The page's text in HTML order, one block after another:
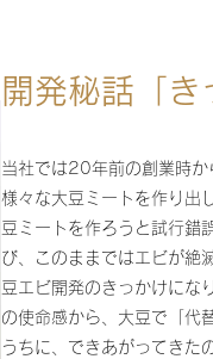
開発秘話「き
当社では20年前の創業時か
様々な大豆ミートを作り出
豆ミートを作ろうと試行錯
び、このままではエビが絶
豆エビ開発のきっかけにな
の使命感から、大豆で「代
うちに、できあがってきた